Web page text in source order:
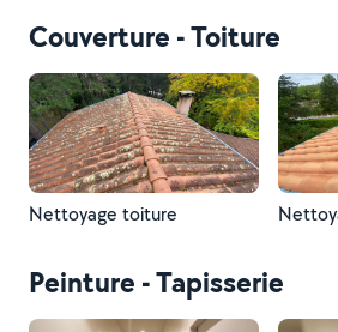
Couverture - Toiture
Nettoyage toiture
Peinture - Tapisserie